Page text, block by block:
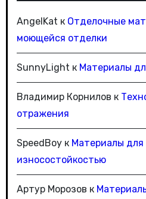
AngelKat к Отделочные
моющейся отделки
SunnyLight к Материалы
Владимир Корнилов к
отражения
SpeedBoyк Материалы для
износостойкостью
Артур Морозов к